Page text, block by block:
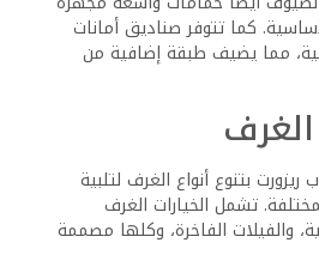
كما تتوفر صناديق أمانات
مما يضيف طبقة إضافية من
بتنوع أنواع الغرف لتلبية
تشمل الخيارات الغرف
والفيلات الفاخرة، وكلها مصممة